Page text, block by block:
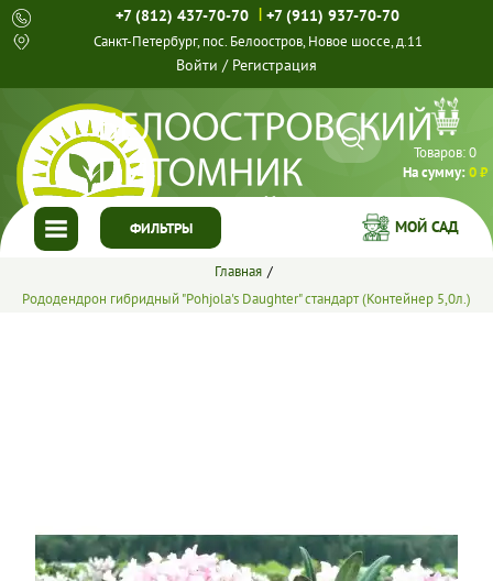
+7 (812) 437-70-70 | +7 (911) 937-70-70
Санкт-Петербург, пос. Белоостров, Новое шоссе, д.11
Войти / Регистрация
Товаров:0
На сумму:0 ₽
ФИЛЬТРЫ
ГЛАВНАЯ
УСЛОВИЯ РАБОТЫ
МОЙ САД
Главная
Рододендрон гибридный "Pohjola's Daughter" стандарт (Контейнер 5,0л.)